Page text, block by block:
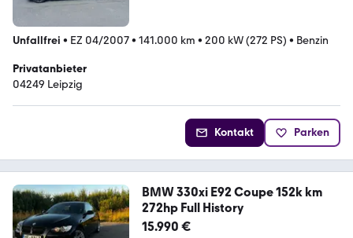
Unfallfrei • EZ 04/2007• 141.000 km • 200 kW (272 PS) • Benzin
Privatanbieter
04249 Leipzig
Kontakt Parken
BMW 330xi E92 Coupe 152k km
272hp Full History
15.990 €